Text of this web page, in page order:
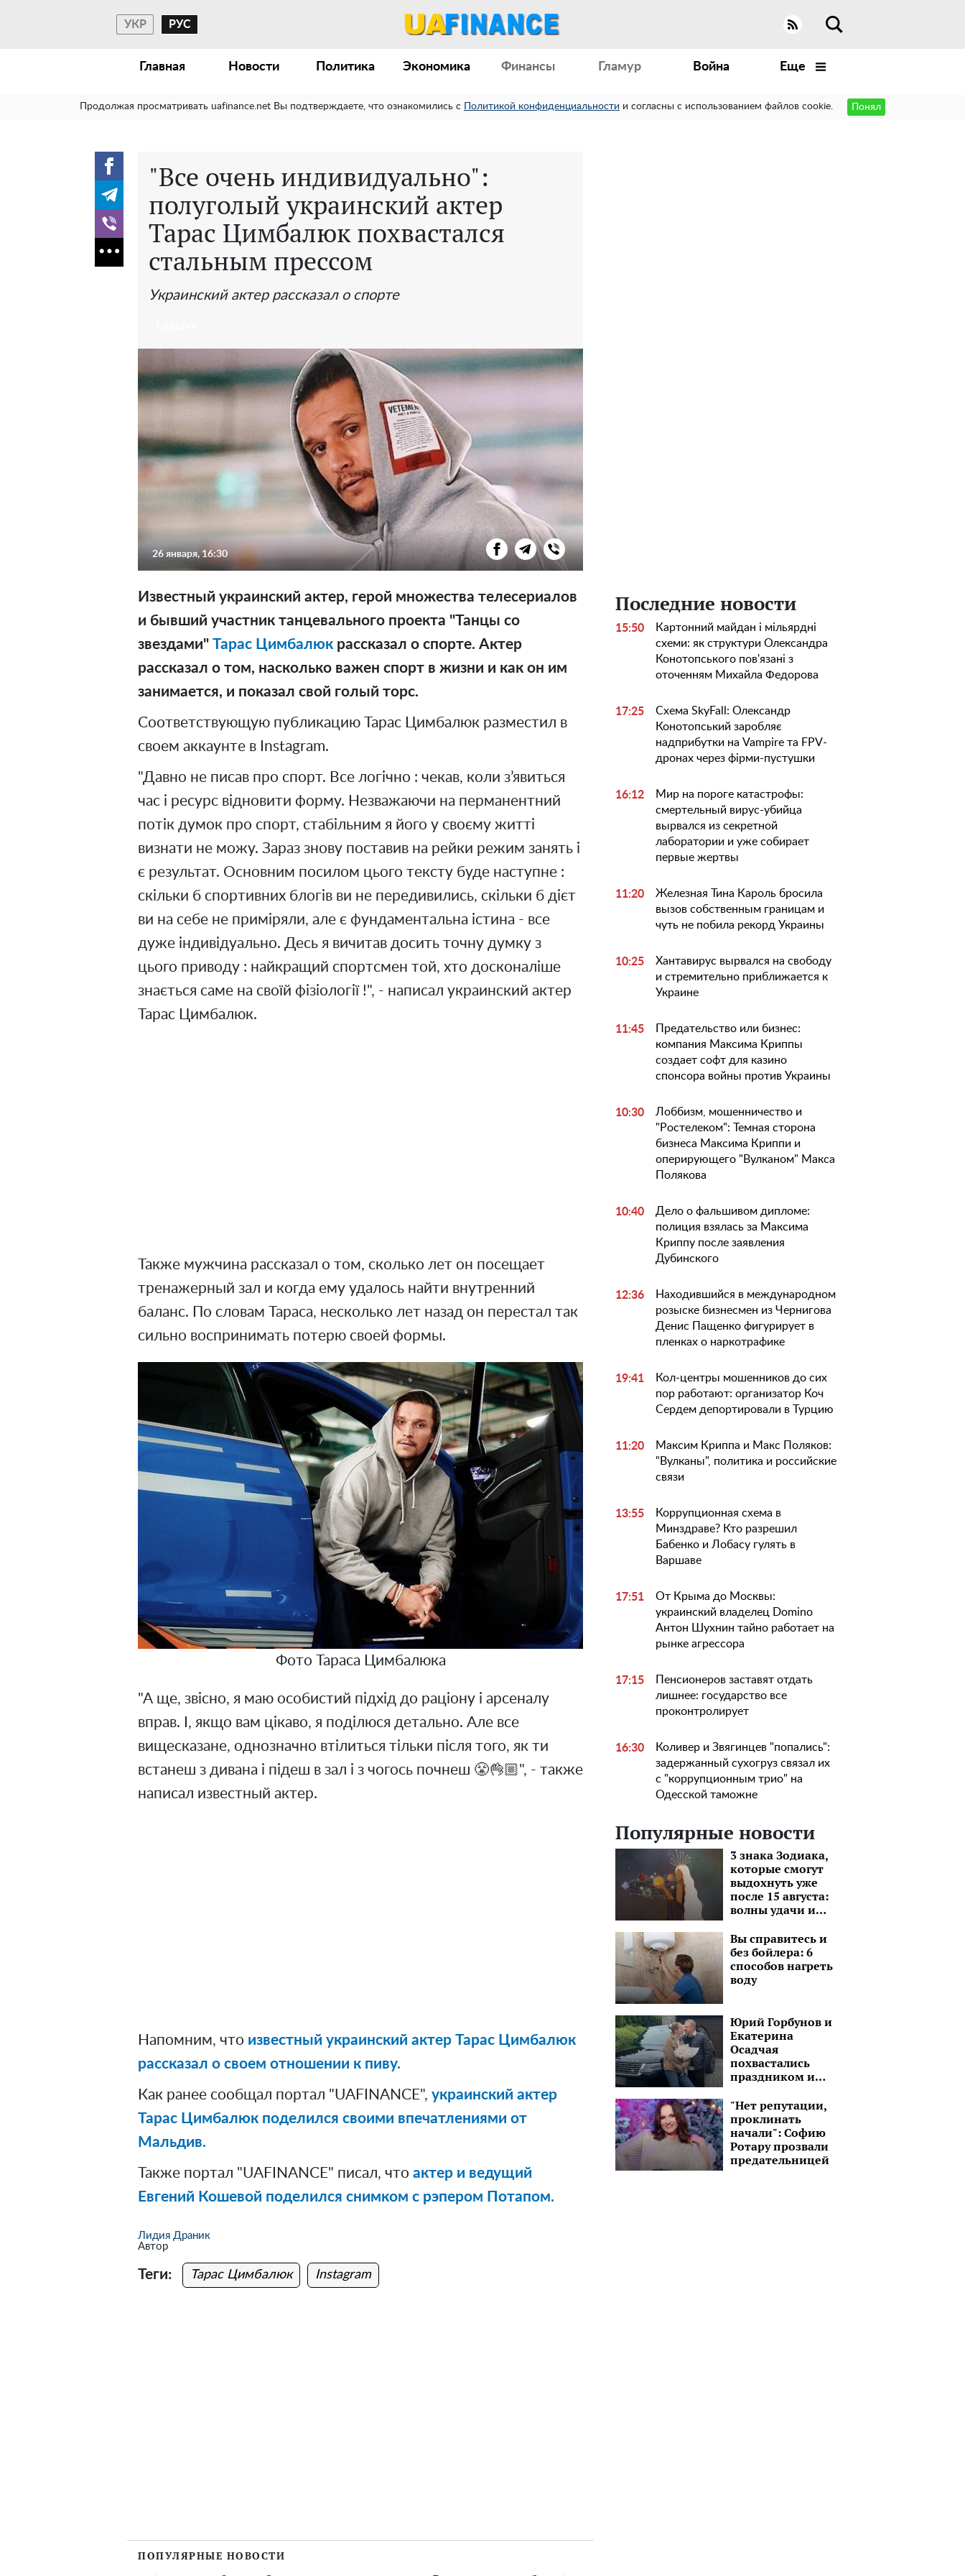
УКР РУС
Главная Новости Политика Экономика Финансы Гламур Война Еще
Продолжая просматривать uafinance.net Вы подтверждаете, что ознакомились с Политикой конфиденциальности и согласны с использованием файлов cookie. Понял
"Все очень индивидуально":
полуголый украинский актер
Тарас Цимбалюк похвастался
стальным прессом
Украинский актер рассказал о спорте
26 января, 16:30
Известный украинский актер, герой множества телесериалов
и бывший участник танцевального проекта "Танцы со
звездами" Тарас Цимбалюк рассказал о спорте. Актер
рассказал о том, насколько важен спорт в жизни и как он им
занимается, и показал свой голый торс.
Соответствующую публикацию Тарас Цимбалюк разместил в
своем аккаунте в Instagram.
"Давно не писав про спорт. Все логічно : чекав, коли з’явиться
час і ресурс відновити форму. Незважаючи на перманентний
потік думок про спорт, стабільним я його у своєму житті
визнати не можу. Зараз знову поставив на рейки режим занять і
є результат. Основним посилом цього тексту буде наступне :
скільки б спортивних блогів ви не передивились, скільки б дієт
ви на себе не приміряли, але є фундаментальна істина - все
дуже індивідуально. Десь я вичитав досить точну думку з
цього приводу : найкращий спортсмен той, хто досконаліше
знається саме на своїй фізіології !", - написал украинский актер
Тарас Цимбалюк.
Также мужчина рассказал о том, сколько лет он посещает
тренажерный зал и когда ему удалось найти внутренний
баланс. По словам Тараса, несколько лет назад он перестал так
сильно воспринимать потерю своей формы.
Фото Тараса Цимбалюка
"А ще, звісно, я маю особистий підхід до раціону і арсеналу
вправ. І, якщо вам цікаво, я поділюся детально. Але все
вищесказане, однозначно втілиться тільки після того, як ти
встанеш з дивана і підеш в зал і з чогось почнеш 😤👌🏼", - также
написал известный актер.
Напомним, что известный украинский актер Тарас Цимбалюк
рассказал о своем отношении к пиву.
Как ранее сообщал портал "UAFINANCE", украинский актер
Тарас Цимбалюк поделился своими впечатлениями от
Мальдив.
Также портал "UAFINANCE" писал, что актер и ведущий
Евгений Кошевой поделился снимком с рэпером Потапом.
Лидия Драник
Автор
Теги: Тарас Цимбалюк Instagram
ПОПУЛЯРНЫЕ НОВОСТИ
Последние новости
15:50
Картонний майдан і мільярдні
схеми: як структури Олександра
Конотопського пов'язані з
оточенням Михайла Федорова
17:25
Схема SkyFall: Олександр
Конотопський заробляє
надприбутки на Vampire та FPV-
дронах через фірми-пустушки
16:12
Мир на пороге катастрофы:
смертельный вирус-убийца
вырвался из секретной
лаборатории и уже собирает
первые жертвы
11:20
Железная Тина Кароль бросила
вызов собственным границам и
чуть не побила рекорд Украины
10:25
Хантавирус вырвался на свободу
и стремительно приближается к
Украине
11:45
Предательство или бизнес:
компания Максима Криппы
создает софт для казино
спонсора войны против Украины
10:30
Лоббизм, мошенничество и
"Ростелеком": Темная сторона
бизнеса Максима Криппи и
оперирующего "Вулканом" Макса
Полякова
10:40
Дело о фальшивом дипломе:
полиция взялась за Максима
Криппу после заявления
Дубинского
12:36
Находившийся в международном
розыске бизнесмен из Чернигова
Денис Пащенко фигурирует в
пленках о наркотрафике
19:41
Кол-центры мошенников до сих
пор работают: организатор Коч
Сердем депортировали в Турцию
11:20
Максим Криппа и Макс Поляков:
"Вулканы", политика и российские
связи
13:55
Коррупционная схема в
Минздраве? Кто разрешил
Бабенко и Лобасу гулять в
Варшаве
17:51
От Крыма до Москвы:
украинский владелец Domino
Антон Шухнин тайно работает на
рынке агрессора
17:15
Пенсионеров заставят отдать
лишнее: государство все
проконтролирует
16:30
Коливер и Звягинцев "попались":
задержанный сухогруз связал их
с "коррупционным трио" на
Одесской таможне
Популярные новости
3 знака Зодиака,
которые смогут
выдохнуть уже
после 15 августа:
волны удачи и
Вы справитесь и
без бойлера: 6
способов нагреть
воду
Юрий Горбунов и
Екатерина
Осадчая
похвастались
праздником и
черным авто:
"Завтра снова в
путь!"
"Нет репутации,
проклинать
начали": Софию
Ротару прозвали
предательницей